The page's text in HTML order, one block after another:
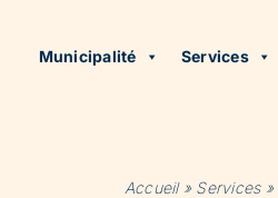
Municipalité Services
Accueil» Services»